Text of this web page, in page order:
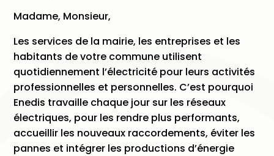
Madame, Monsieur,
Les services de la mairie, les entreprises et les
habitants de votre commune utilisent
quotidiennement l’électricité pour leurs activités
professionnelles et personnelles. C’est pourquoi
Enedis travaille chaque jour sur les réseaux
électriques, pour les rendre plus performants,
accueillir les nouveaux raccordements, éviter les
pannes et intégrer les productions d’énergie